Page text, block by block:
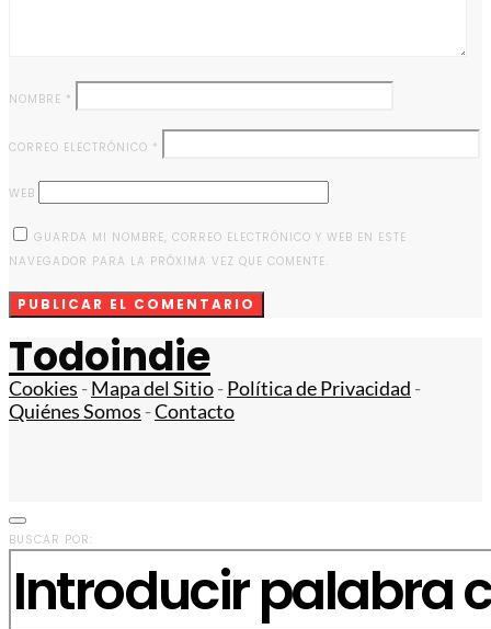
NOMBRE *
CORREO ELECTRÓNICO *
WEB
GUARDA MI NOMBRE, CORREO ELECTRÓNICO Y WEB EN ESTE
NAVEGADOR PARA LA PRÓXIMA VEZ QUE COMENTE.
Todoindie
Cookies -Mapa del Sitio-Política de Privacidad -
Quiénes Somos -Contacto
BUSCAR POR: